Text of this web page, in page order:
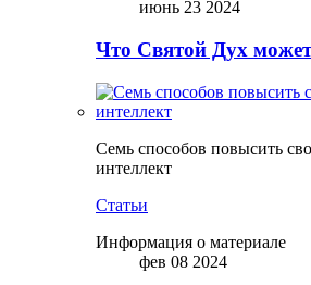
июнь 23 2024
Что Святой Дух может
Семь способов повысить
интеллект
Статьи
Информация о материале
фев 08 2024